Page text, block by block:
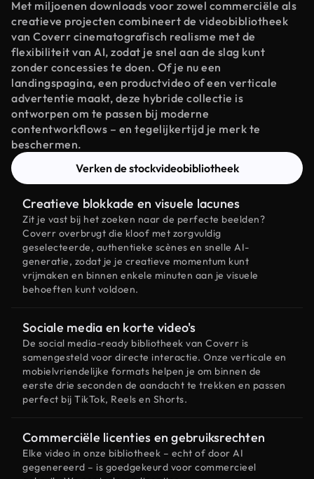
Met miljoenen downloads voor zowel commerciële als
creatieve projecten combineert de videobibliotheek
van Coverr cinematografisch realisme met de
flexibiliteit van AI, zodat je snel aan de slag kunt
zonder concessies te doen. Of je nu een
landingspagina, een productvideo of een verticale
advertentie maakt, deze hybride collectie is
ontworpen om te passen bij moderne
contentworkflows – en tegelijkertijd je merk te
beschermen.
Verken de stockvideobibliotheek
Creatieve blokkade en visuele lacunes
Zit je vast bij het zoeken naar de perfecte beelden?
Coverr overbrugt die kloof met zorgvuldig
geselecteerde, authentieke scènes en snelle AI-
generatie, zodat je je creatieve momentum kunt
vrijmaken en binnen enkele minuten aan je visuele
behoeften kunt voldoen.
Sociale media en korte video's
De social media-ready bibliotheek van Coverr is
samengesteld voor directe interactie. Onze verticale en
mobielvriendelijke formats helpen je om binnen de
eerste drie seconden de aandacht te trekken en passen
perfect bij TikTok, Reels en Shorts.
Commerciële licenties en gebruiksrechten
Elke video in onze bibliotheek – echt of door AI
gegenereerd – is goedgekeurd voor commercieel